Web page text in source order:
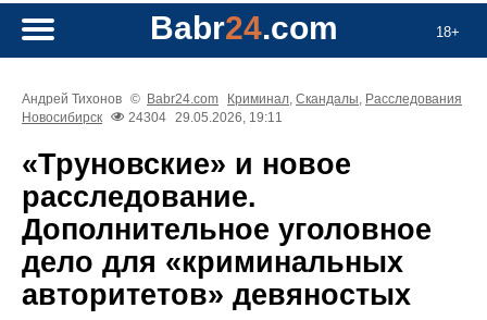
18+
Babr24.com
Андрей Тихонов © Babr24.com Криминал, Скандалы, Расследования
Новосибирск
24304 29.05.2026, 19:11
«Труновские» и новое
расследование.
Дополнительное уголовное
дело для «криминальных
авторитетов» девяностых